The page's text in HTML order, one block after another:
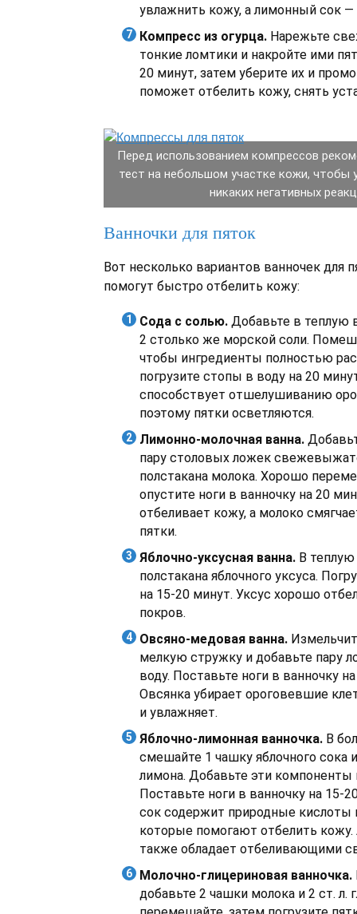
увлажнить кожу, а лимонный сок —
Компресс из огурца. Нарежьте
тонкие ломтики и накройте ими
20 минут, затем уберите их и
поможет отбелить кожу, снять
Перед использованием компрессов
тест на небольшом участке кожи, чтобы
никаких негативных
Ванночки для пяток
Вот несколько вариантов ванночек для
помогут быстро отбелить кожу:
Сода с солью. Добавьте в теплую
2 столько же морской соли.
чтобы ингредиенты полностью
погрузите стопы в воду на 20
способствует отшелушиванию
поэтому пятки осветляются.
Лимонно-молочная ванна.
пару столовых ложек
полстакана молока. Хорошо
опустите ноги в ванночку на 20
отбеливает кожу, а молоко
пятки.
Яблочно-уксусная ванна. В теплую
полстакана яблочного уксуса.
на 15-20 минут. Уксус хорошо
покров.
Овсяно-медовая ванна.
мелкую стружку и добавьте пару
воду. Поставьте ноги в ванночку
Овсянка убирает ороговевшие
и увлажняет.
Яблочно-лимонная ванночка. В
смешайте 1 чашку яблочного сока
лимона. Добавьте эти компоненты
Поставьте ноги в ванночку на 15-
сок содержит природные кислоты
которые помогают отбелить
также обладает отбеливающими
Молочно-глицериновая ванночка.
добавьте 2 чашки молока и 2 ст. л.